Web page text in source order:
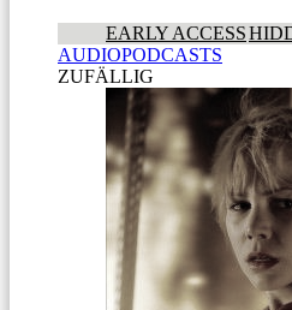
EARLY ACCESS
AUDIOPODCASTS
ZUFÄLLIG